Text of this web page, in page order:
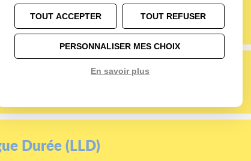
durée
durée
Durée (LLD)
TOUT ACCEPTER TOUT REFUSER
PERSONNALISER MES CHOIX
En savoir plus